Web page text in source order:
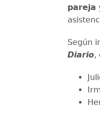
pareja
Según
Diario,